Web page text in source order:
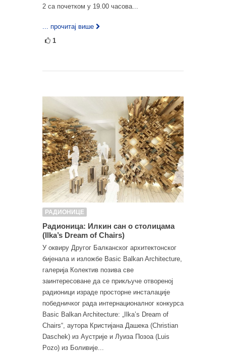
2 са почетком у 19.00 часова...
... прочитај више
1
РАДИОНИЦЕ
Радионица: Илкин сан о столицама
(Ilka’s Dream of Chairs)
У оквиру Другог Балканског архитектонског
бијенала и изложбе Basic Balkan Architecture,
галерија Колектив позива све
заинтересоване да се прикључе отвореној
радионици израде просторне инсталације
победничког рада интернационалног конкурса
Basic Balkan Architecture: „Ilka’s Dream of
Chairs“, аутора Кристијана Дашека (Christian
Daschek) из Аустрије и Луиза Позоа (Luis
Pozo) из Боливије...